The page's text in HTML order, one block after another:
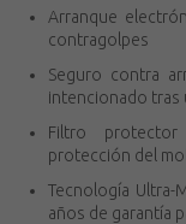
Arranque
contragolpes
Seguro contra
intencionado tras
Filtro
protección del
Tecnología Ultra-
años de garantía